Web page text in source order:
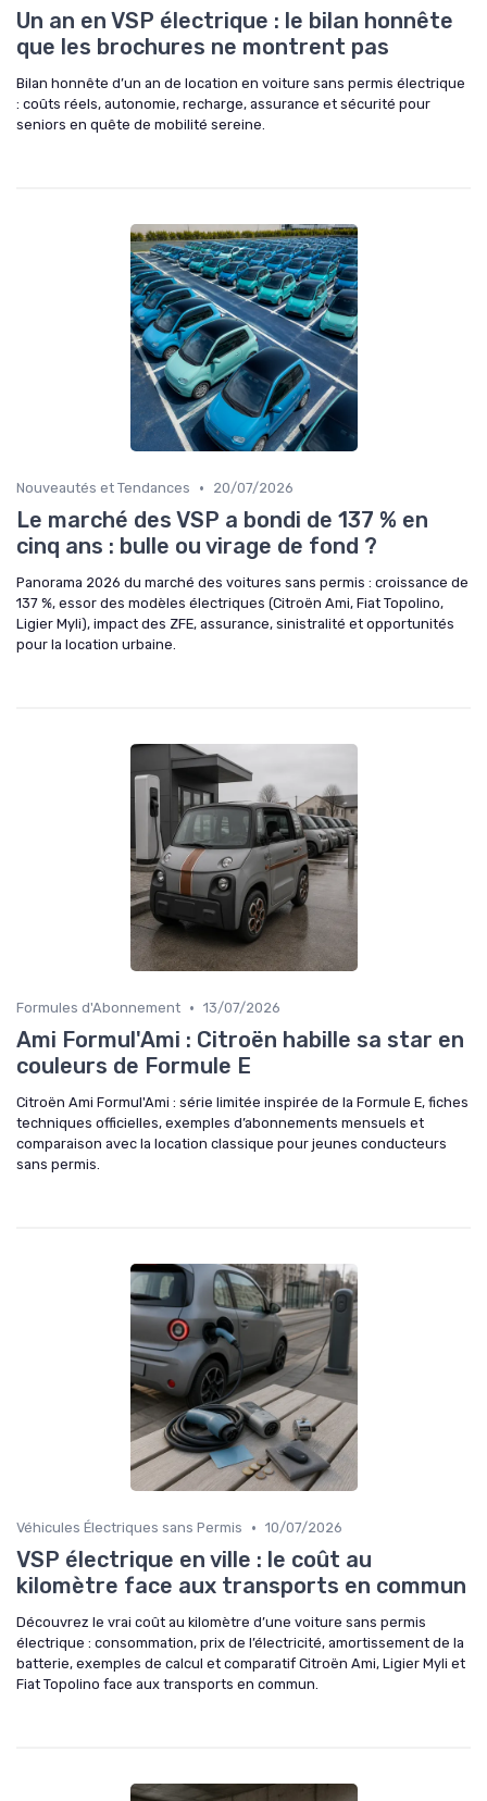
Un an en VSP électrique : le bilan honnête
que les brochures ne montrent pas
Bilan honnête d’un an de location en voiture sans permis électrique
: coûts réels, autonomie, recharge, assurance et sécurité pour
seniors en quête de mobilité sereine.
Nouveautés et Tendances • 20/07/2026
Le marché des VSP a bondi de 137 % en
cinq ans : bulle ou virage de fond ?
Panorama 2026 du marché des voitures sans permis : croissance de
137 %, essor des modèles électriques (Citroën Ami, Fiat Topolino,
Ligier Myli), impact des ZFE, assurance, sinistralité et opportunités
pour la location urbaine.
Formules d'Abonnement • 13/07/2026
Ami Formul'Ami : Citroën habille sa star en
couleurs de Formule E
Citroën Ami Formul'Ami : série limitée inspirée de la Formule E, fiches
techniques officielles, exemples d’abonnements mensuels et
comparaison avec la location classique pour jeunes conducteurs
sans permis.
Véhicules Électriques sans Permis • 10/07/2026
VSP électrique en ville : le coût au
kilomètre face aux transports en commun
Découvrez le vrai coût au kilomètre d’une voiture sans permis
électrique : consommation, prix de l’électricité, amortissement de la
batterie, exemples de calcul et comparatif Citroën Ami, Ligier Myli et
Fiat Topolino face aux transports en commun.